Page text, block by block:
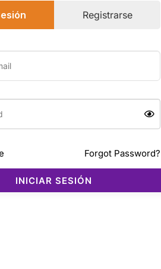
estructurado con diseño
maquillaje, skincare o
para llevar en la maleta o
Registrarse
Forgot Password?
INICIAR SESIÓN